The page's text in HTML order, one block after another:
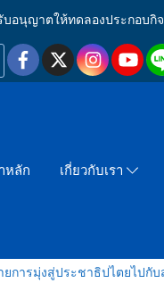
อนุญาตให้ทดลองประกอบกิ
หลัก เกี่ยวกับเรา
ยการมุ่งสู่ประชาธิปไตยไปกั